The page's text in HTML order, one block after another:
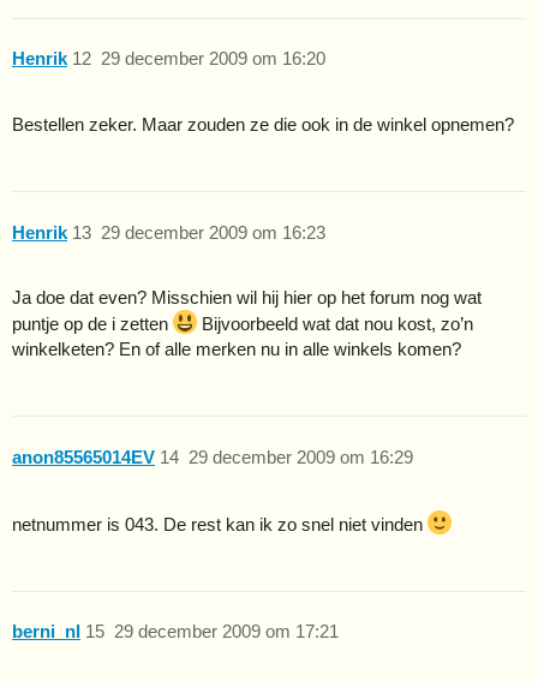
Henrik 29 december 2009 om 16:20
12
Bestellen zeker. Maar zouden ze die ook in de winkel opnemen?
Henrik 29 december 2009 om 16:23
13
Ja doe dat even? Misschien wil hij hier op het forum nog wat
puntje op de i zetten
Bijvoorbeeld wat dat nou kost, zo’n
winkelketen? En of alle merken nu in alle winkels komen?
anon85565014EV 29 december 2009 om 16:29
14
netnummer is 043. De rest kan ik zo snel niet vinden
berni_nl 29 december 2009 om 17:21
15